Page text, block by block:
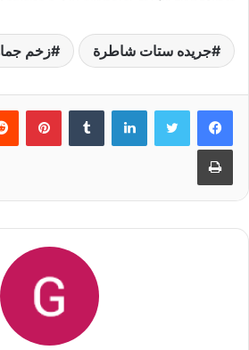
جريده ستات شاطرة زخم
لينكدإن بينتيريست